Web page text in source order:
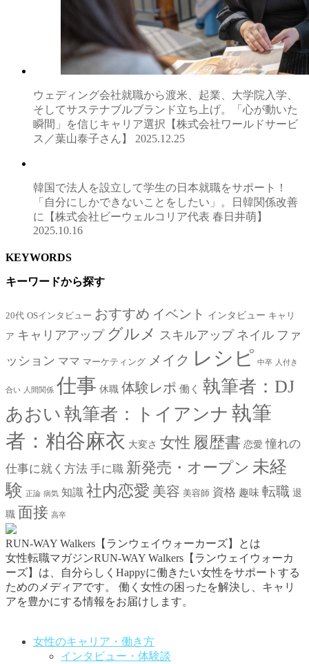
ウェディング会社就職から渡米、起業、大学院入学、
そしてサステナブルブランド立ち上げ。「心が動いた
瞬間」を信じキャリア選択【株式会社ワールドサービ
ス／葉山泰子さん】 2025.12.25
韓国で法人を設立して学生の日本就職をサポート！
「自分にしかできないことをしたい」。日韓関係改善
に【株式会社ビーウェルコリア代表 春日井萌】
2025.10.16
KEYWORDS
キーワードから探す
20代 OSインタビュー おすすめ イベント インタビュー キャリ
ア キャリアアップ グルメ スキルアップ ネイル ファ
ッション ママ マーケティング メイク レシピ 中卒 人付き
合い 人間関係 仕事 休職 体験レポ 働く 執筆者：DJ
あおい 執筆者：トイアンナ 執筆
者：粕谷麻衣 大変さ 女性 履歴書 恋愛 憧れの
仕事に就く方法 手に職 新発売・オープン 未経
験 正論 病気 知識 社内恋愛 美容 美容師 資格 趣味 転職 退
職 面接 高卒
RUN-WAY Walkers【ランウェイウォーカーズ】とは
女性転職マガジンRUN-WAY Walkers【ランウェイウォーカ
ーズ】は、自分らしくHappyに働きたい女性をサポートする
ためのメディアです。
働く女性の困ったを解決し、キャリ
アを豊かにする情報をお届けします。
女性のキャリア・働き方
インタビュー・体験談